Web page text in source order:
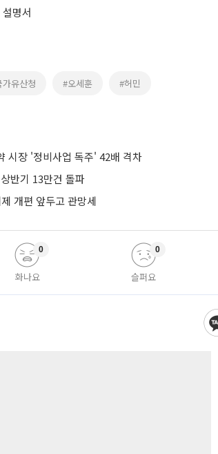
명서
가유산청 #오세훈 #허민
시장 '정비사업 독주' 42배 격차
반기 13만건 돌파
개편 앞두고 관망세
화나요
0
슬퍼요
0